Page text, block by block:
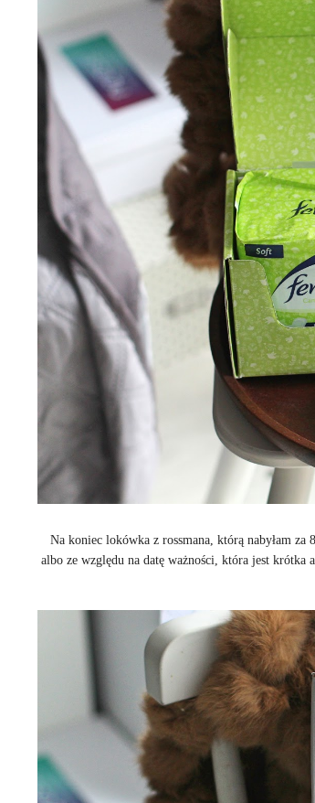
Na koniec lokówka z rossmana, którą nabyłam
albo ze względu na datę ważności, która jest krótka